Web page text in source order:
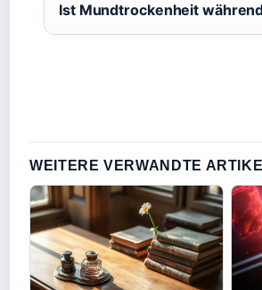
Ist Mundtrockenheit
WEITERE VERWANDTE